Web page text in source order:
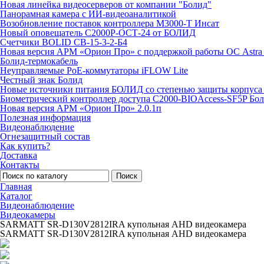
Новая линейка видеосерверов от компании "Болид"
Панорамная камера с ИИ-видеоаналитикой
Возобновление поставок контроллера М3000-Т Инсат
Новый оповещатель С2000Р-ОСТ-24 от БОЛИД
Счетчики BOLID СВ-15-3-2-Б4
Новая версия АРМ «Орион Про» с поддержкой работы ОС
Болид-термокабель
Неуправляемые PoE-коммутаторы iFLOW Lite
Честный знак Болид
Новые источники питания БОЛИД со степенью защиты корпуса
Биометрический контроллер доступа С2000-BIOAccess-SF5P
Новая версия АРМ «Орион Про» 2.0.1п
Полезная информация
Видеонаблюдение
Огнезащитный состав
Как купить?
Доставка
Контакты
Поиск
Главная
Каталог
Видеонаблюдение
Видеокамеры
SARMATT SR-D130V2812IRA купольная AHD видеокамера
SARMATT SR-D130V2812IRA купольная AHD видеокамера